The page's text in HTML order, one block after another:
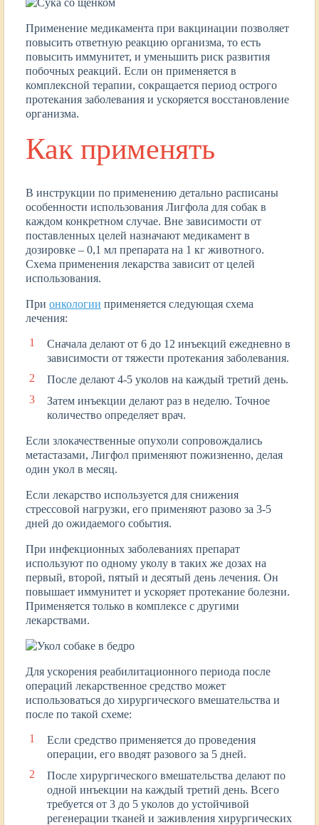
Применение медикамента при вакцинации позволяет
повысить ответную реакцию организма, то есть
повысить иммунитет, и уменьшить риск развития
побочных реакций. Если он применяется в
комплексной терапии, сокращается период острого
протекания заболевания и ускоряется восстановление
организма.
Как применять
В инструкции по применению детально расписаны
особенности использования Лигфола для собак в
каждом конкретном случае. Вне зависимости от
поставленных целей назначают медикамент в
дозировке – 0,1 мл препарата на 1 кг животного.
Схема применения лекарства зависит от целей
использования.
При онкологии применяется следующая схема
лечения:
Сначала делают от 6 до 12 инъекций ежедневно в
зависимости от тяжести протекания заболевания.
После делают 4-5 уколов на каждый третий день.
Затем инъекции делают раз в неделю. Точное
количество определяет врач.
Если злокачественные опухоли сопровождались
метастазами, Лигфол применяют пожизненно, делая
один укол в месяц.
Если лекарство используется для снижения
стрессовой нагрузки, его применяют разово за 3-5
дней до ожидаемого события.
При инфекционных заболеваниях препарат
используют по одному уколу в таких же дозах на
первый, второй, пятый и десятый день лечения. Он
повышает иммунитет и ускоряет протекание болезни.
Применяется только в комплексе с другими
лекарствами.
Для ускорения реабилитационного периода после
операций лекарственное средство может
использоваться до хирургического вмешательства и
после по такой схеме:
Если средство применяется до проведения
операции, его вводят разового за 5 дней.
После хирургического вмешательства делают по
одной инъекции на каждый третий день. Всего
требуется от 3 до 5 уколов до устойчивой
регенерации тканей и заживления хирургических